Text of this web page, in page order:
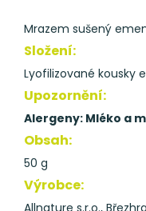
Mrazem sušený
Složení:
Lyofilizované kousky
Upozornění:
Alergeny: Mléko a
Obsah:
50 g
Výrobce:
Allnature s.r.o.,